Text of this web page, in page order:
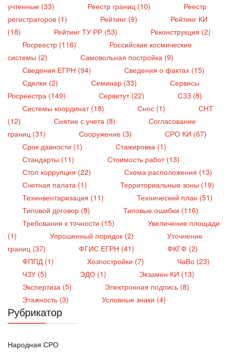
учтенные (33)
Реестр границ (10)
Реестр
регистраторов (1)
Рейтинг (9)
Рейтинг КИ
(18)
Рейтинг ТУ РР (53)
Реконструкция (2)
Росреестр (116)
Российские космические
системы (2)
Самовольная постройка (9)
Сведения ЕГРН (94)
Сведения о фактах (15)
Сделки (2)
Семинар (33)
Сервисы
Росреестра (149)
Сервитут (22)
СЗЗ (8)
Системы координат (18)
Снос (1)
СНТ
(12)
Снятие с учета (8)
Согласование
границ (31)
Сооружение (3)
СРО КИ (67)
Срок давности (1)
Стажировка (1)
Стандарты (11)
Стоимость работ (13)
Стоп коррупция (22)
Схема расположения (13)
Счетная палата (1)
Территориальные зоны (19)
Техинвентаризация (11)
Технический план (51)
Типовой договор (8)
Типовые ошибки (116)
Требования к точности (15)
Увеличение площади
(1)
Упрошенный порядок (2)
Уточнение
границ (37)
ФГИС ЕГРН (41)
ФКГФ (2)
ФППД (1)
Хозпостройки (7)
ЧаВо (23)
ЧЗУ (5)
ЭДО (1)
Экзамен КИ (13)
Экспертиза (5)
Электронная подпись (8)
Этажность (3)
Условные знаки (4)
Рубрикатор
Народная СРО